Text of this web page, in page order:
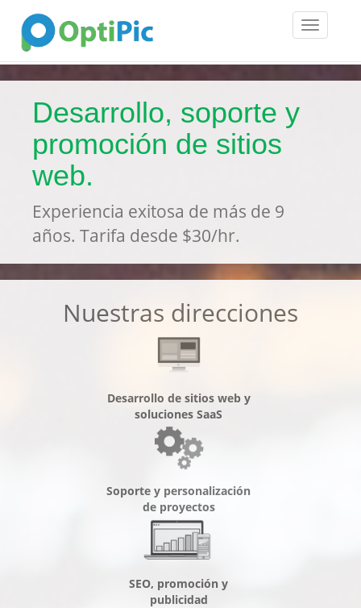
Toggle
Desarrollo, soporte y
promoción de sitios
web.
Experiencia exitosa de más de 9
años. Tarifa desde $30/hr.
Nuestras direcciones
Desarrollo de sitios web y
soluciones SaaS
Soporte y personalización
de proyectos
SEO, promoción y
publicidad